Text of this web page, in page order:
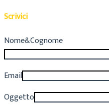
Scrivici
Nome&Cognome
Email
Oggetto